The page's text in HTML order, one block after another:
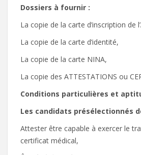
Dossiers à fournir :
La copie de la carte d’inscription de
La copie de la carte d’identité,
La copie de la carte NINA,
La copie des ATTESTATIONS ou
Conditions particulières et
Les candidats présélectionnés
Attester être capable à exercer le
certificat médical,